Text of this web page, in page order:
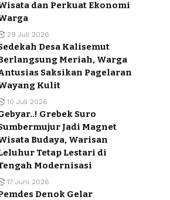
dan Perkuat Ekonomi
29 Juli 2026
Desa Kalisemut
Meriah, Warga
Saksikan Pagelaran
Kulit
10 Juli 2026
Grebek Suro
Jadi Magnet
Budaya, Warisan
Tetap Lestari di
Modernisasi
17 Juni 2026
Denok Gelar